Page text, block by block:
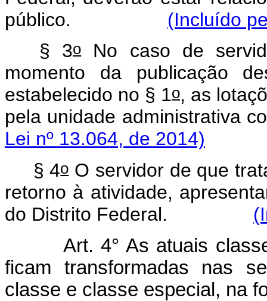
público. (Incluído
§ 3oNo caso de
momento da publicação
estabelecido no § 1o, as
pela unidade
Lei nº 13.064, de 2014)
§ 4oO servidor de que
retorno à atividade,
do Distrito Federal.
Art. 4° As atuais
ficam transformadas nas
classe e classe especial, na